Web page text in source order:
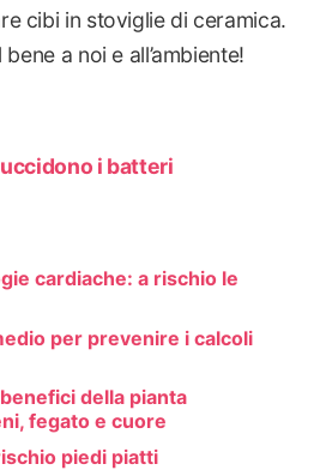
cibi in stoviglie di ceramica.
a noi e all’ambiente!
i batteri
cardiache: a rischio le
per prevenire i calcoli
della pianta
fegato e cuore
piedi piatti